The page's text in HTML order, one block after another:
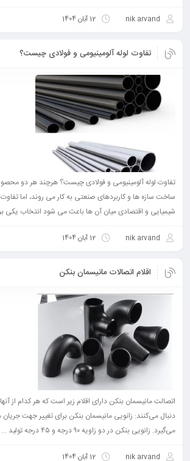
nik arvand 12 آبان 1404
تفاوت لوله آلومینیومی و فولادی چیست؟
تفاوت لوله آلومینیومی و فولادی چیست؟ هرچند هر دو
ساخت سازه ها و کاربردهای صنعتی به کار می روند، اما
شیمیایی و اقتصادی میان آن ها باعث می شود انتخاب یکی
nik arvand 12 آبان 1404
اقلام اتصالات مانیسمان بنکن
اتصالت مانیسمان بنکن دارای اقلام زیر است که هر کدام از
دنبال می‌کنند: زانویی مانیسمان بنکن برای تغییر جهت جریان
می‌گیرد. زانویی بنکن در دو زاویه ۹۰ درجه و ۴۵ درجه تولید ...
nik arvand 12 آبان 1404